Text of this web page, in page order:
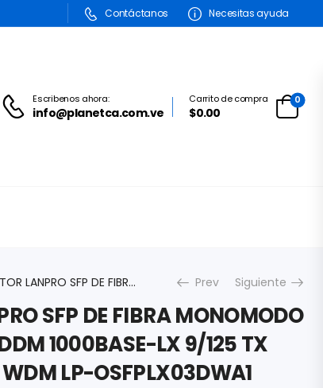
Contáctanos Necesitas ayuda
Escribenos ahora:
info@planetca.com.ve
Carrito de compra
$0.00
0
TRANSCEPTOR LANPRO SFP DE FIBRA MONOMODO LC SIMPLEX SINGLE DDM 1000BASE-LX 9/125 TX 1550NM/RX 1310NM WDM LP-OSFPLX03DWA1 Prev Siguiente
SFP DE FIBRA MONOMODO
1000BASE-LX 9/125 TX
LP-OSFPLX03DWA1